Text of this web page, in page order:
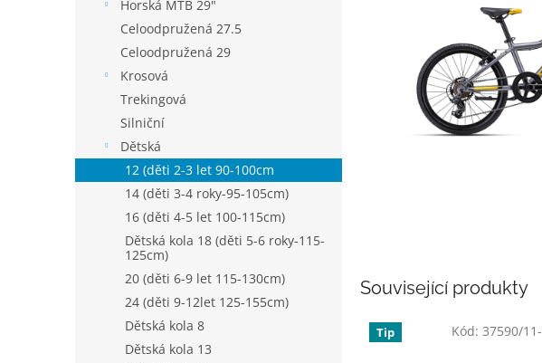
Horská MTB 29"
Celoodpružená 27.5
Celoodpružená 29
Krosová
Trekingová
Silniční
Dětská
12 (děti 2-3 let 90-100cm
14 (děti 3-4 roky-95-105cm)
16 (děti 4-5 let 100-115cm)
Dětská kola 18 (děti 5-6 roky-115-
125cm)
20 (děti 6-9 let 115-130cm)
24 (děti 9-12let 125-155cm)
Dětská kola 8
Dětská kola 13
Související produkty
Tip Kód: 37590/11-